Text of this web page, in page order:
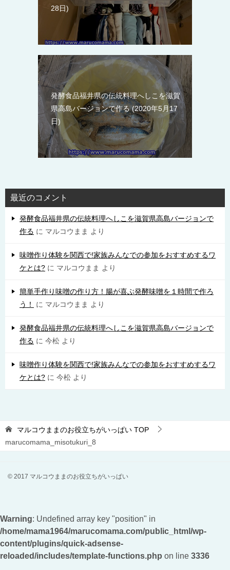
28日
発酵食品福井県の伝統料理へしこを滋賀
県高島バージョンで作る 2020年5月17
日
最近のコメント
発酵食品福井県の伝統料理へしこを滋賀県高島バージョンで
作る に マルコウまま より
味噌作り体験を関西で!家族みんなでの参加をおすすめするワ
ケとは? に マルコウまま より
簡単手作り味噌の作り方！腸が喜ぶ発酵味噌を１時間で作ろ
う！
に マルコウまま より
発酵食品福井県の伝統料理へしこを滋賀県高島バージョンで
作る に 今松 より
味噌作り体験を関西で!家族みんなでの参加をおすすめするワ
ケとは? に 今松 より
マルコウままのお役立ちがいっぱい TOP
marucomama_misotukuri_8
© 2017 マルコウままのお役立ちがいっぱい
Warning: Undefined array key "position" in
/home/mama1964/marucomama.com/public_html/wp-
content/plugins/quick-adsense-
reloaded/includes/template-functions.php on line 3336